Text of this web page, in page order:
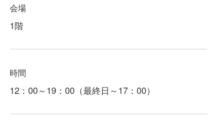
会場
1階
時間
12：00～19：00（最終日～17：00）